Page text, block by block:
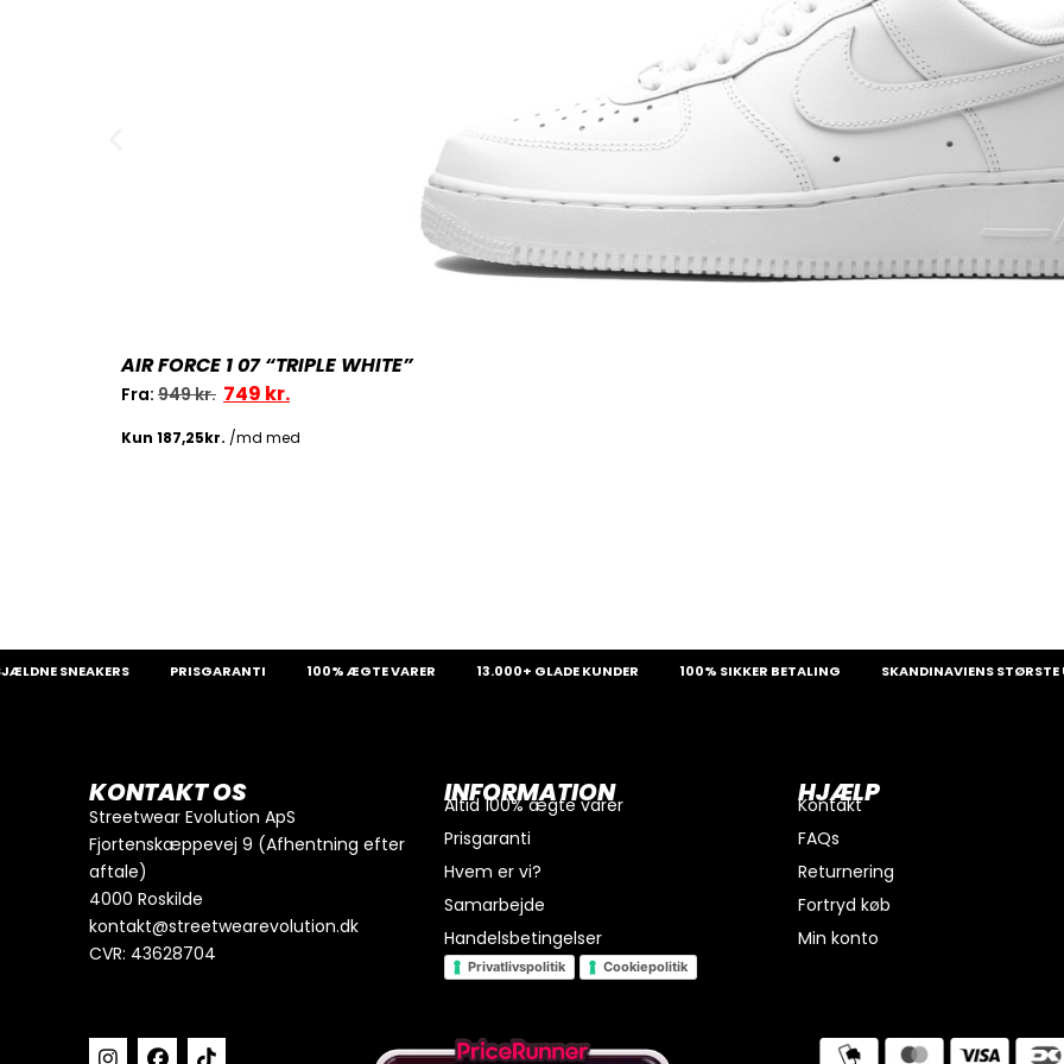
GÅ TIL BETALING
AIR FORCE 1 07 “TRIPLE WHITE”
Fra: 949kr. 749 kr.
SNEAKERS PRISGARANTI 100% ÆGTE VARER 13.000+ GLADE KUNDER 100% SIKKER BETALING SKANDINAVIENS STØRSTE
KONTAKT OS
Streetwear Evolution ApS
Fjortenskæppevej 9 (Afhentning efter
aftale)
4000 Roskilde
kontakt@streetwearevolution.dk
CVR: 43628704
INFORMATION
Altid 100% ægte varer
Prisgaranti
Hvem er vi?
Samarbejde
Handelsbetingelser
Privatlivspolitik Cookiepolitik
HJÆLP
Kontakt
FAQs
Returnering
Fortryd køb
Min konto